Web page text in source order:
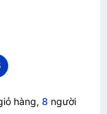
hàng, 8 người